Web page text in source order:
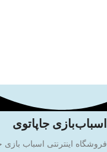
اسباب‌بازی جاپاتوی
فروشگاه اینترنتی اسباب بازی